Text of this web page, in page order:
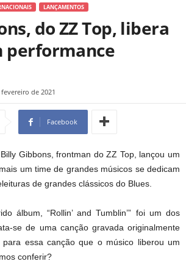
LANÇAMENTOS
do ZZ Top, libera
performance
fevereiro de 2021
Facebook
Gibbons, frontman do ZZ Top, lançou um
um time de grandes músicos se dedicam
de grandes clássicos do Blues.
álbum, “Rollin’ and Tumblin’” foi um dos
se de uma canção gravada originalmente
essa canção que o músico liberou um
conferir?